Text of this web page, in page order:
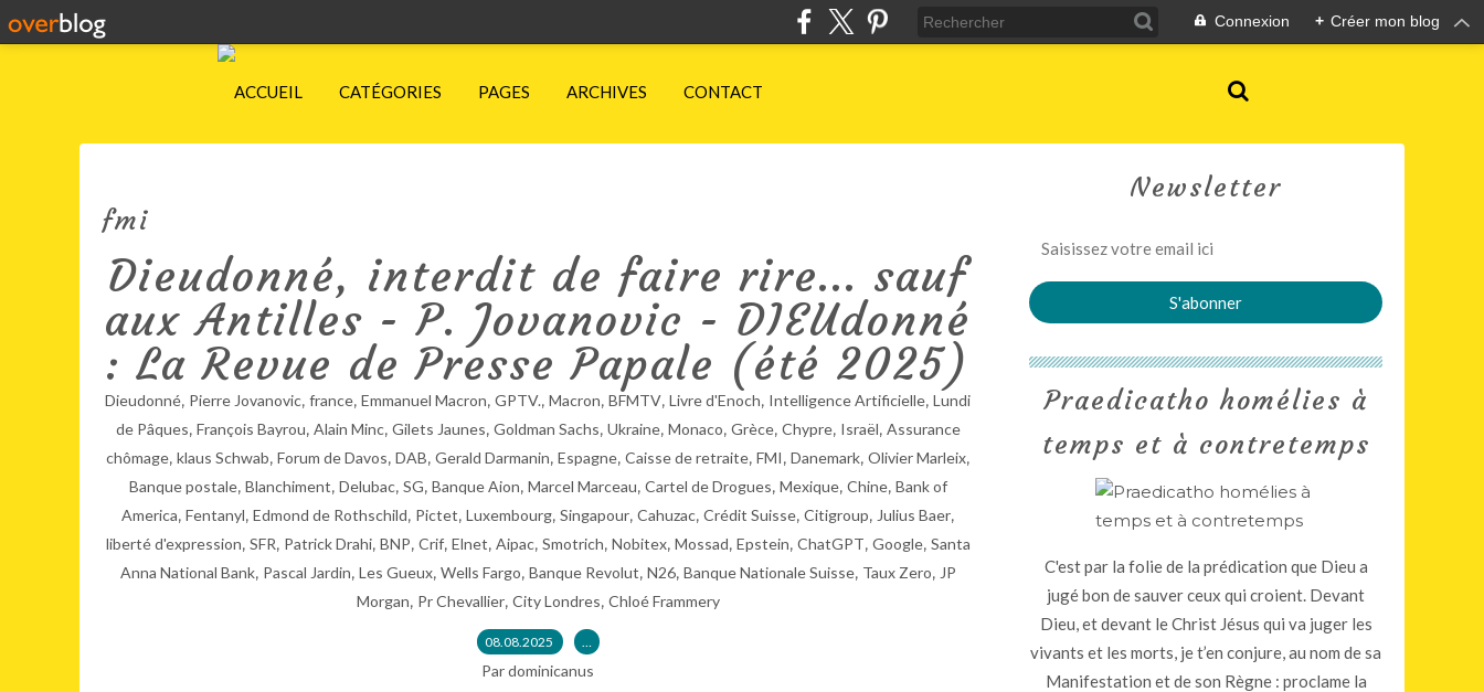
Connexion + Créer mon blog
ACCUEIL CATÉGORIES PAGES ARCHIVES CONTACT
fmi
Dieudonné, interdit de faire rire... sauf
aux Antilles - P. Jovanovic - DIEUdonné
: La Revue de Presse Papale (été 2025)
Dieudonné, Pierre Jovanovic, france, Emmanuel Macron, GPTV., Macron, BFMTV, Livre d'Enoch, Intelligence Artificielle, Lundi
de Pâques, François Bayrou, Alain Minc, Gilets Jaunes, Goldman Sachs, Ukraine, Monaco, Grèce, Chypre, Israël, Assurance
chômage, klaus Schwab, Forum de Davos, DAB, Gerald Darmanin, Espagne, Caisse de retraite, FMI, Danemark, Olivier Marleix,
Banque postale, Blanchiment, Delubac, SG, Banque Aion, Marcel Marceau, Cartel de Drogues, Mexique, Chine, Bank of
America, Fentanyl, Edmond de Rothschild, Pictet, Luxembourg, Singapour, Cahuzac, Crédit Suisse, Citigroup, Julius Baer,
liberté d'expression, SFR, Patrick Drahi, BNP, Crif, Elnet, Aipac, Smotrich, Nobitex, Mossad, Epstein, ChatGPT, Google, Santa
Anna National Bank, Pascal Jardin, Les Gueux, Wells Fargo, Banque Revolut, N26, Banque Nationale Suisse, Taux Zero, JP
Morgan, Pr Chevallier, City Londres, Chloé Frammery
08.08.2025 …
Par dominicanus
Newsletter
Praedicatho homélies à
temps et à contretemps
C'est par la folie de la prédication que Dieu a
jugé bon de sauver ceux qui croient. Devant
Dieu, et devant le Christ Jésus qui va juger les
vivants et les morts, je t’en conjure, au nom de sa
Manifestation et de son Règne : proclame la